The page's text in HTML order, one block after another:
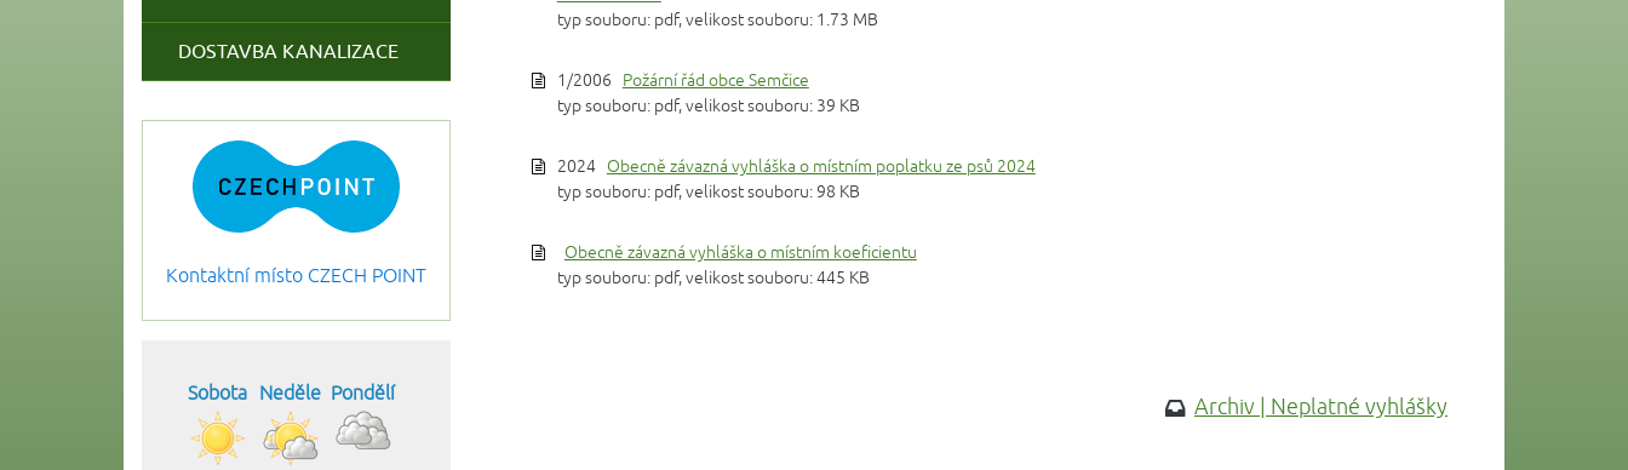
DOSTAVBA KANALIZACE
Kontaktní místo CZECH POINT
Sobota Neděle Pondělí
typ souboru: pdf, velikost souboru: 1.73 MB
1/2006 Požární řád obce Semčice
typ souboru: pdf, velikost souboru: 39 KB
2024 Obecně závazná vyhláška o místním poplatku ze psů 2024
typ souboru: pdf, velikost souboru: 98 KB
Obecně závazná vyhláška o místním koeficientu
typ souboru: pdf, velikost souboru: 445 KB
Archiv | Neplatné vyhlášky